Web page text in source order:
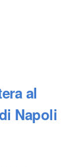
al
Napoli